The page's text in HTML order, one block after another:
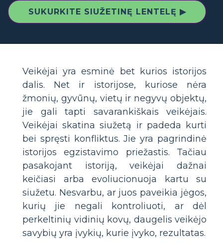
SUKURKITE SIUŽETINĘ LENTELĘ ▶
Veikėjai yra esminė bet kurios istorijos
dalis. Net ir istorijose, kuriose nėra
žmonių, gyvūnų, vietų ir negyvų objektų,
jie gali tapti savarankiškais veikėjais.
Veikėjai skatina siužetą ir padeda kurti
bei spręsti konfliktus. Jie yra pagrindinė
istorijos egzistavimo priežastis. Tačiau
pasakojant istoriją, veikėjai dažnai
keičiasi arba evoliucionuoja kartu su
siužetu. Nesvarbu, ar juos paveikia jėgos,
kurių jie negali kontroliuoti, ar dėl
perkeltinių vidinių kovų, daugelis veikėjo
savybių yra įvykių, kurie įvyko, rezultatas.